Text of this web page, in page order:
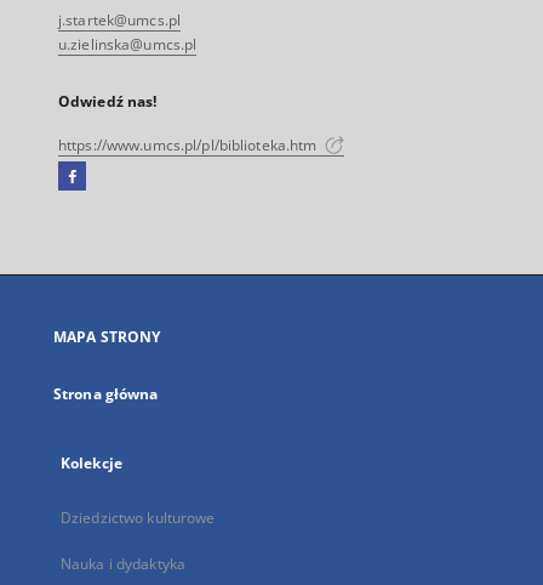
j.startek@umcs.pl
u.zielinska@umcs.pl
Odwiedź nas!
https://www.umcs.pl/pl/biblioteka.htm
Facebook
się
karcie
MAPA STRONY
Strona główna
Kolekcje
Dziedzictwo kulturowe
Nauka i dydaktyka